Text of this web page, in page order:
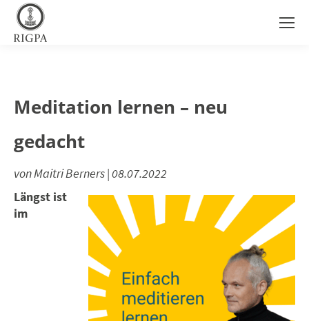
Meditation lernen – neu
gedacht
von Maitri Berners | 08.07.2022
Längst ist
im